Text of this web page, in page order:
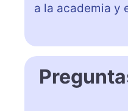
a la academia y